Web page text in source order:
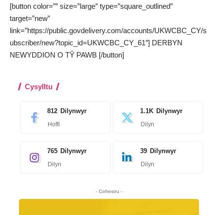
[button color=”” size=”large” type=”square_outlined”
target=”new”
link=”https://public.govdelivery.com/accounts/UKWCBC_CY/s
ubscriber/new?topic_id=UKWCBC_CY_61″] DERBYN
NEWYDDION O TŶ PAWB [/button]
Cysylltu
812 Dilynwyr
Hoffi
1.1K Dilynwyr
Dilyn
765 Dilynwyr
Dilyn
39 Dilynwyr
Dilyn
- Cofrestru -